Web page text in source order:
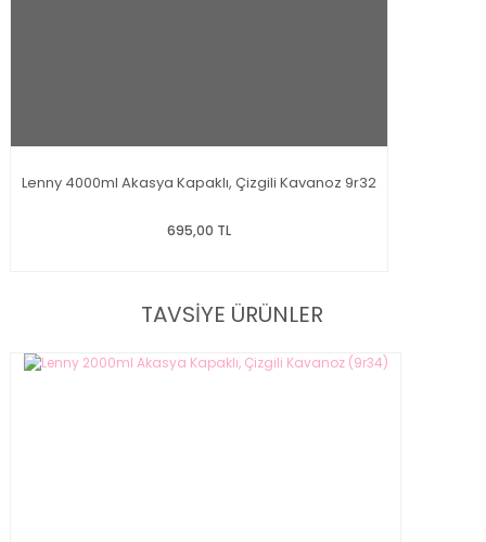
Lenny 4000ml Akasya Kapaklı, Çizgili Kavanoz 9r32
695,00 TL
TAVSİYE ÜRÜNLER